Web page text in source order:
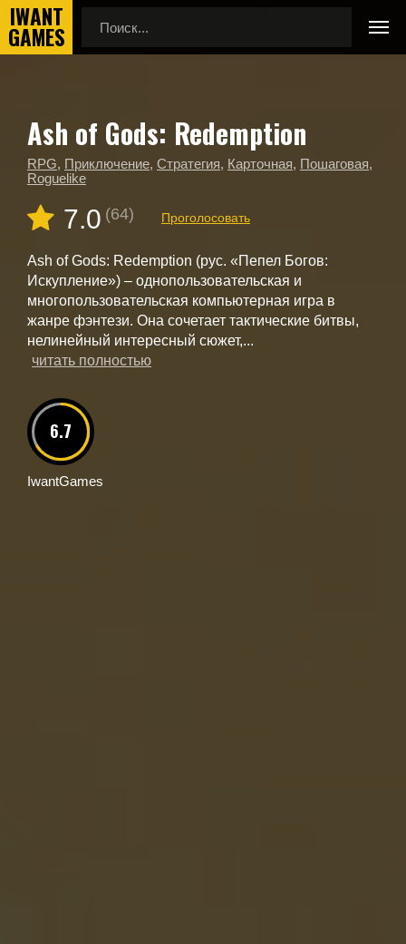
Главная
Новые игры
Ash of Gods: Redemption
RPG, Приключение, Стратегия, Карточная, Пошаговая,
Roguelike
7.0 (64) Проголосовать
Ash of Gods: Redemption (рус. «Пепел Богов:
Искупление») – однопользовательская и
многопользовательская компьютерная игра в
жанре фэнтези. Она сочетает тактические битвы,
нелинейный интересный сюжет,...
читать полностью
6.7
IwantGames